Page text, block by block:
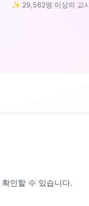
✨ 29,562명 이상의 교
인할 수 있습니다.